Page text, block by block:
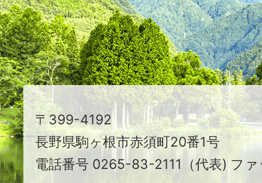
え
る
ま
ち
駒
ヶ
根
市
〒399-4192
長野県駒ヶ根市赤須町20番1号
電話番号 0265-83-2111（代表) フ